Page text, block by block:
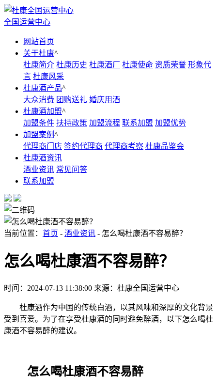
全国运营中心
网站首页
关于杜康^
杜康简介 杜康历史 杜康酒厂 杜康使命 资质荣誉 形象代
言 杜康风采
杜康酒产品^
大众消费 团购送礼 婚庆用酒
杜康酒加盟^
加盟条件 扶持政策 加盟流程 联系加盟 加盟优势
加盟案例 ^
代理商门店 签约代理商 代理商考察 杜康品鉴会
杜康酒资讯
酒业资讯 常见问答
联系加盟
当前位置： 首页 - 酒业资讯 - 怎么喝杜康酒不容易醉？
怎么喝杜康酒不容易醉？
时间：2024-07-13 11:38:00 来源：杜康全国运营中心
杜康酒作为中国的传统白酒，以其风味和深厚的文化背景
受到喜爱。为了在享受杜康酒的同时避免醉酒，以下怎么喝杜
康酒不容易醉的建议。
怎么喝杜康酒不容易醉